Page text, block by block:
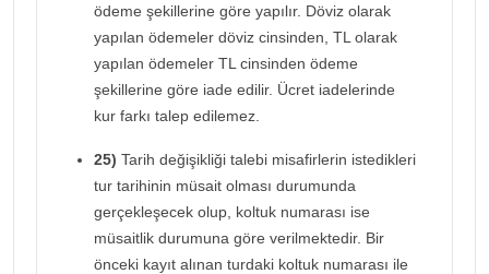
ödeme şekillerine göre yapılır. Döviz olarak
yapılan ödemeler döviz cinsinden, TL olarak
yapılan ödemeler TL cinsinden ödeme
şekillerine göre iade edilir. Ücret iadelerinde
kur farkı talep edilemez.
25) Tarih değişikliği talebi misafirlerin istedikleri
tur tarihinin müsait olması durumunda
gerçekleşecek olup, koltuk numarası ise
müsaitlik durumuna göre verilmektedir. Bir
önceki kayıt alınan turdaki koltuk numarası ile